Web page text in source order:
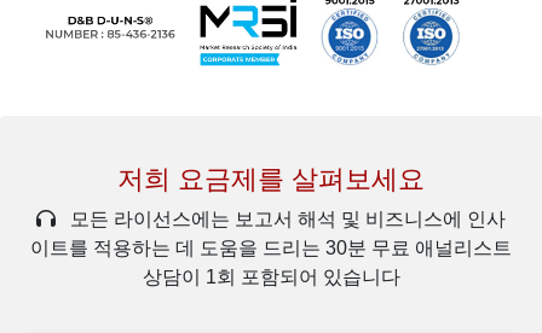
저희 요금제를 살펴보세요
모든 라이선스에는 보고서 해석 및 비즈니스에 인사
이트를 적용하는 데 도움을 드리는 30분 무료 애널리스트
상담이 1회 포함되어 있습니다